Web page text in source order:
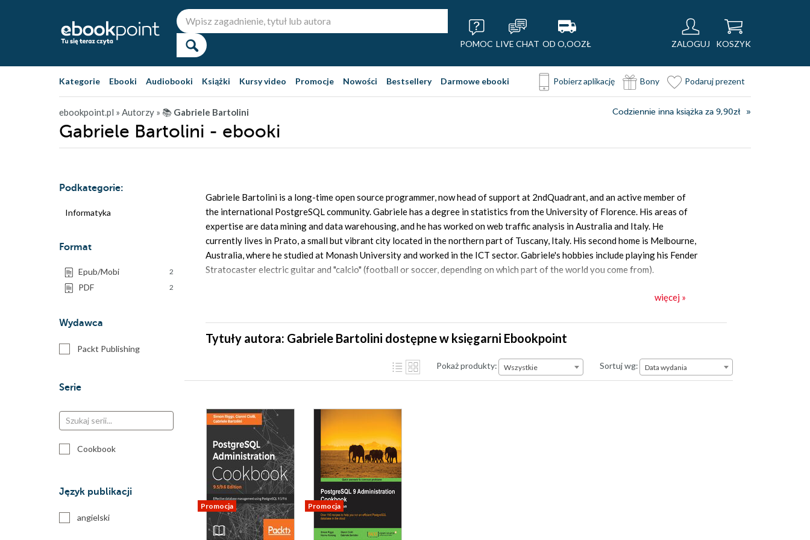
POMOC LIVE CHAT OD O,OOZŁ ZALOGUJ KOSZYK
Kategorie Ebooki Audiobooki Książki Kursy video Promocje Nowości Bestsellery Darmowe ebooki Pobierz aplikację Bony Podaruj prezent
ebookpoint.pl » Autorzy » 📚 Gabriele Bartolini Codziennie inna książka za 9,90zł
Gabriele Bartolini - ebooki
Podkategorie:
Informatyka
Format
Epub/Mobi 2
PDF 2
Wydawca
Packt Publishing
Serie
Cookbook
Język publikacji
angielski
Gabriele Bartolini is a long-time open source programmer, now head of support at 2ndQuadrant, and an active member of
the international PostgreSQL community. Gabriele has a degree in statistics from the University of Florence. His areas of
expertise are data mining and data warehousing, and he has worked on web traffic analysis in Australia and Italy. He
currently lives in Prato, a small but vibrant city located in the northern part of Tuscany, Italy. His second home is Melbourne,
Australia, where he studied at Monash University and worked in the ICT sector. Gabriele's hobbies include playing his Fender
Stratocaster electric guitar and "calcio" (football or soccer, depending on which part of the world you come from).
więcej »
Tytuły autora: Gabriele Bartolini dostępne w księgarni Ebookpoint
Pokaż produkty: Wszystkie Sortuj wg:Data wydania
Data wydania
Promocja Promocja